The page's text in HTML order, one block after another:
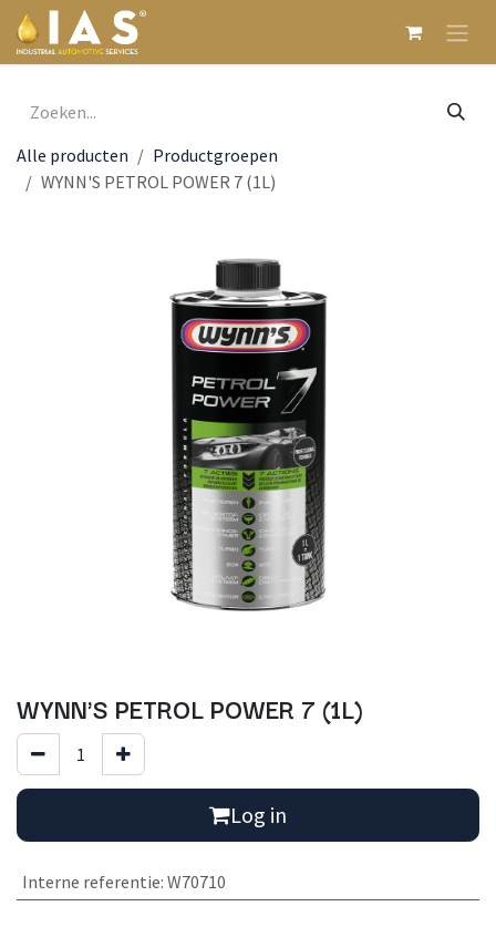
Overslaan naar inhoud
Alle producten
Productgroepen
WYNN'S PETROL POWER 7 (1L)
WYNN'S PETROL POWER 7 (1L)
Log in
Interne referentie: W70710